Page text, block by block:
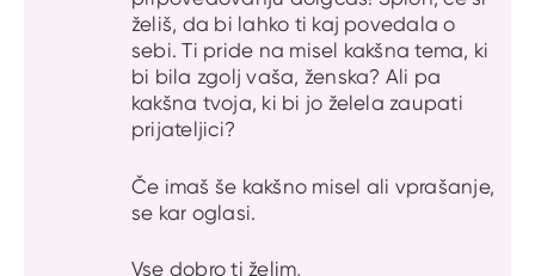
želiš, da bi lahko ti kaj povedala o
sebi. Ti pride na misel kakšna tema, ki
bi bila zgolj vaša, ženska? Ali pa
kakšna tvoja, ki bi jo želela zaupati
prijateljici?
Če imaš še kakšno misel ali vprašanje,
se kar oglasi.
Vse dobro ti želim,